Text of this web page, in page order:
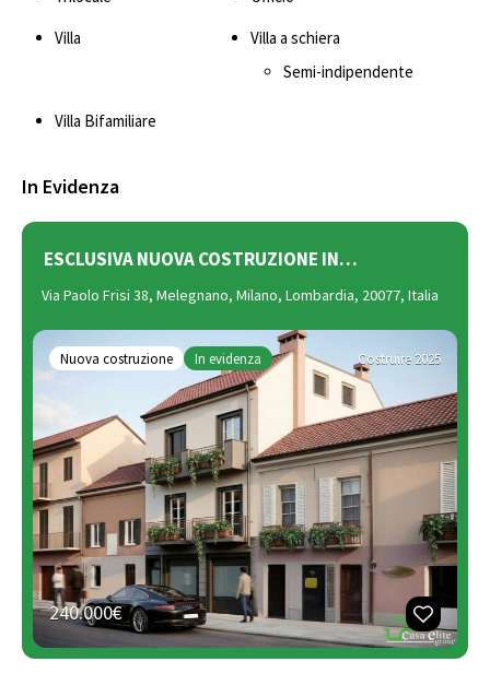
Villa
Villa a schiera
Semi-indipendente
Villa Bifamiliare
In Evidenza
ESCLUSIVA NUOVA COSTRUZIONE IN…
Via Paolo Frisi 38, Melegnano, Milano, Lombardia, 20077, Italia
Nuova costruzione In evidenza Costruire 2025
240.000€